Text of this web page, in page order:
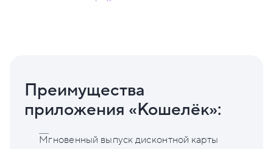
Преимущества
приложения «Кошелёк»:
Мгновенный выпуск дисконтной карты